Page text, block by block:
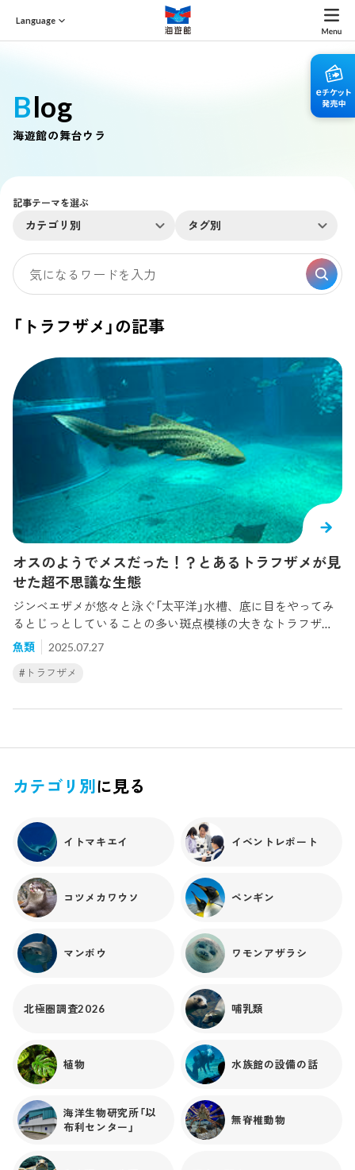
Language
Blog
海遊館の舞台ウラ
記事テーマを選ぶ
カテゴリ別 タグ別
「トラフザメ」の記事
オスのようでメスだった！？とあるトラフザメが見
せた超不思議な生態
ジンベエザメが悠々と泳ぐ「太平洋」水槽、底に目をやってみ
るとじっとしていることの多い斑点模様の大きなトラフザ
メ。そんなトラフザメの不思議な生態の論文がこの度、国際
学術誌に掲載されました。トラフザメはインド洋から太平洋
にかけて広く生息する底生のサメで、幼魚のころはシマシマ
て呼ばれることもあります。ちなみに和名の "トラフザメ" は
由来の生きものが変わるのも面白い特徴の一つです。トラフ
レ）にある "クラスパー" の有無で簡単にオスメスが見分けられ
ます。クラスパーはオスの特徴で、交尾の時に活躍する器官
側がオス、右側がメス）おもしろいことに、時々、クラスパー
を持っているのに卵を産む個体『雌雄同体＝オスとメスの特徴
も、オスが居ない状態で卵を産んで殖える "単為生殖" を行う
種類がいるなど、サメ・エイの性別や繁殖にはたくさんの不
思議があります（しかも原因はまだハッキリとしていない...）。
今回はこんな雌雄同体と単為生殖にまつわる調査をニフレル
と海遊館の飼育員が筆頭となり、他機関と共同で研究し、論
文を執筆しました。過去にニフレルで飼育していたトラフザ
メ、よく見てみると腹ビレの付け根にとても小さなクラスパ
ーを発見しました。つまりオスですね。今回のトラフザメで
確認されたクラスパー不思議だったのは、体は大人のサイズ
だったのに、クラスパーの大きさが未熟ということでした。
稀にこんなオスもいるものなんだな。と思っていました。し
かし1個体だけで順調に数年間飼育を継続していると、なんと
スパーあるし・・・珍しい個体だな。と思いました。トラフ
ザメでは、これまでにも単為生殖の報告が知られており、も
集・保持していました。すると数ヵ月後に8個の卵の卵黄に胚
魚類 2025.07.27
#トラフザメ
カテゴリ別に見る
イトマキエイ イベントレポート
コツメカワウソ ペンギン
マンボウ ワモンアザラシ
北極圏調査2026 哺乳類
植物 水族館の設備の話
海洋生物研究所「以
布利センター」
無脊椎動物